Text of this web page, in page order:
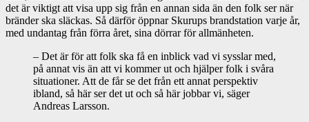
det är viktigt att visa upp sig från en annan sida än den folk ser när
bränder ska släckas. Så därför öppnar Skurups brandstation varje år,
med undantag från förra året, sina dörrar för allmänheten.
– Det är för att folk ska få en inblick vad vi sysslar med,
på annat vis än att vi kommer ut och hjälper folk i svåra
situationer. Att de får se det från ett annat perspektiv
ibland, så här ser det ut och så här jobbar vi, säger
Andreas Larsson.